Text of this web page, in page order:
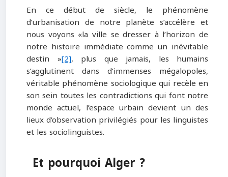
En ce début de siècle, le phénomène
d’urbanisation de notre planète s’accélère et
nous voyons «la ville se dresser à l’horizon de
notre histoire immédiate comme un inévitable
destin »[2], plus que jamais, les humains
s’agglutinent dans d’immenses mégalopoles,
véritable phénomène sociologique qui recèle en
son sein toutes les contradictions qui font notre
monde actuel, l’espace urbain devient un des
lieux d’observation privilégiés pour les linguistes
et les sociolinguistes.
Et pourquoi Alger ?